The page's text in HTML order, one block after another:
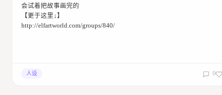
会试着把故事画完的
【更于这里↓】
http://elfartworld.com/groups/840/
人设 0